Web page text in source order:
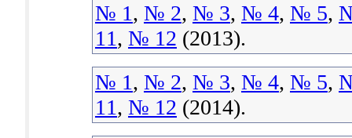
№ 1, № 2, № 3, № 4, № 5,
11, № 12 (2013).
№ 1, № 2, № 3, № 4, № 5,
11, № 12 (2014).